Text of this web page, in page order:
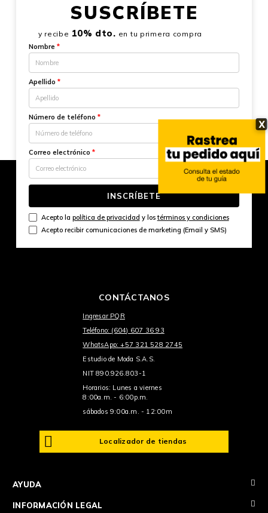
X
SUSCRÍBETE
y recibe 10% dto. en tu primera compra
Nombre *
Apellido *
Número de teléfono *
Correo electrónico *
INSCRÍBETE
Acepto la política de privacidad y lostérminos y condiciones
Acepto recibir comunicaciones de marketing (Email y SMS)
CONTÁCTANOS
Ingresar PQR
Teléfono: (604) 607 36 93
WhatsApp: +57 321 528 2745
Estudio de Moda S.A.S.
NIT 890.926.803-1
Horarios: Lunes a viernes
8:00a.m. - 6:00p.m.
sábados 9:00a.m. - 12:00m
Localizador de tiendas
AYUDA +
INFORMACIÓN LEGAL +